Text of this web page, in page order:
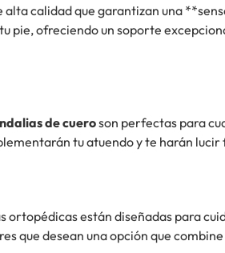
calidad que garantizan una
pie, ofreciendo un soporte
de cueroson perfectas para
tu atuendo y te harán lucir
están diseñadas para
que desean una opción que